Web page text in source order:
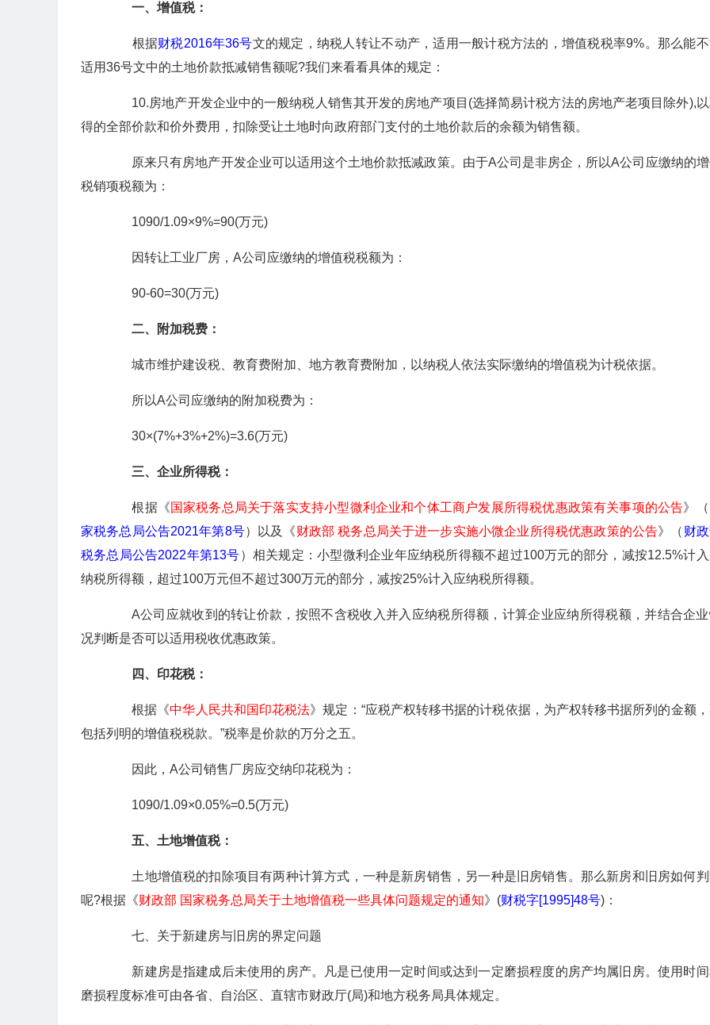
一、增值税：
根据财税2016年36号文的规定，纳税人转让不动产，适用一般计税方法的，增值税税率9%。那么能
适用36号文中的土地价款抵减销售额呢?我们来看看具体的规定：
10.房地产开发企业中的一般纳税人销售其开发的房地产项目(选择简易计税方法的房地产老项目除外),以
得的全部价款和价外费用，扣除受让土地时向政府部门支付的土地价款后的余额为销售额。
原来只有房地产开发企业可以适用这个土地价款抵减政策。由于A公司是非房企，所以A公司应缴纳的
税销项税额为：
1090/1.09×9%=90(万元)
因转让工业厂房，A公司应缴纳的增值税税额为：
90-60=30(万元)
二、附加税费：
城市维护建设税、教育费附加、地方教育费附加，以纳税人依法实际缴纳的增值税为计税依据。
所以A公司应缴纳的附加税费为：
30×(7%+3%+2%)=3.6(万元)
三、企业所得税：
根据《国家税务总局关于落实支持小型微利企业和个体工商户发展所得税优惠政策有关事项的公告》（
家税务总局公告2021年第8号）以及《财政部 税务总局关于进一步实施小微企业所得税优惠政策的公告》（ 财
税务总局公告2022年第13号）相关规定：小型微利企业年应纳税所得额不超过100万元的部分，减按12.5%计
纳税所得额，超过100万元但不超过300万元的部分，减按25%计入应纳税所得额。
A公司应就收到的转让价款，按照不含税收入并入应纳税所得额，计算企业应纳所得税额，并结合企
况判断是否可以适用税收优惠政策。
四、印花税：
根据《中华人民共和国印花税法》规定：“应税产权转移书据的计税依据，为产权转移书据所列的金额
包括列明的增值税税款。”税率是价款的万分之五。
因此，A公司销售厂房应交纳印花税为：
1090/1.09×0.05%=0.5(万元)
五、土地增值税：
土地增值税的扣除项目有两种计算方式，一种是新房销售，另一种是旧房销售。那么新房和旧房如何
呢?根据《财政部 国家税务总局关于土地增值税一些具体问题规定的通知》(财税字[1995]48号)：
七、关于新建房与旧房的界定问题
新建房是指建成后未使用的房产。凡是已使用一定时间或达到一定磨损程度的房产均属旧房。使用时
磨损程度标准可由各省、自治区、直辖市财政厅(局)和地方税务局具体规定。